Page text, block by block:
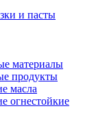
и пасты
материалы
продукты
масла
огнестойкие